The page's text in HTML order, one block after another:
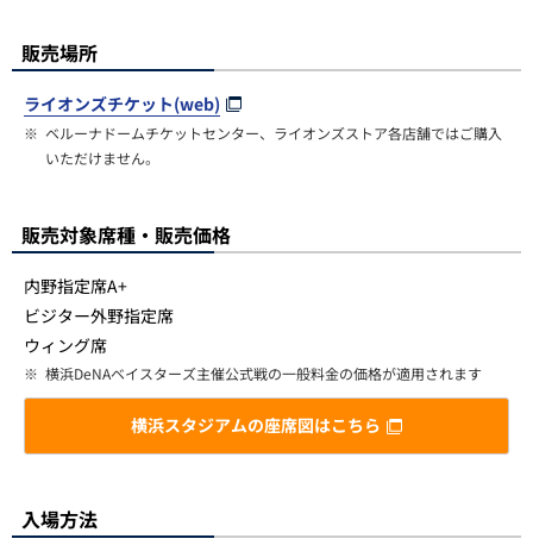
販売場所
ライオンズチケット(web)
※ ベルーナドームチケットセンター、ライオンズストア各店舗ではご購入
いただけません。
販売対象席種・販売価格
内野指定席A+
ビジター外野指定席
ウィング席
※ 横浜DeNAベイスターズ主催公式戦の一般料金の価格が適用されます
横浜スタジアムの座席図はこちら
入場方法